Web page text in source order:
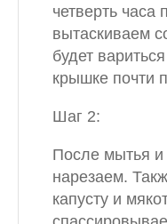
четверть часа
вытаскиваем
будет
крышке почти
Шаг 2:
После мытья и
нарезаем.
капусту и